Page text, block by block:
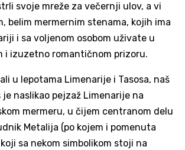
svoje mreže za večernji ulov, a vi
belim mermernim stenama, kojih ima
i sa voljenom osobom uživate u
i izuzetno romantičnom prizoru.
u lepotama Limenarije i Tasosa, naš
naslikao pejzaž Limenarije na
mermeru, u čijem centranom delu
Metalija (po kojem i pomenuta
sa nekom simbolikom stoji na